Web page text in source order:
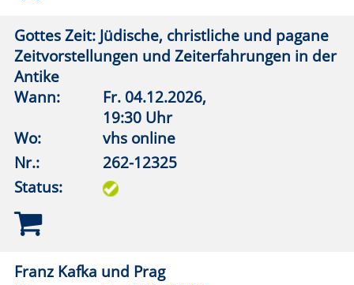
Wann:
Di.10.11.2026,
19:30 Uhr
Wo:
Nr.:
262-12706
Die Bauern waren nicht überrascht.
Pandemische Geschichte auf dem Lande
Wann:
Nr.:
262-12708